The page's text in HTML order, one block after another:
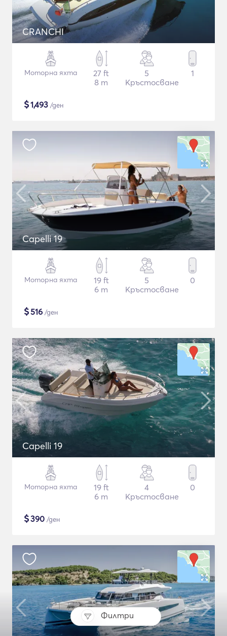
Филтри
CRANCHI
Моторна яхта
27 ft
8 m
5
Кръстосване
1
$1,493 /ден
Capelli 19
Моторна яхта
19 ft
6 m
5
Кръстосване
0
$516 /ден
Capelli 19
Моторна яхта
19 ft
6 m
4
Кръстосване
0
$390 /ден